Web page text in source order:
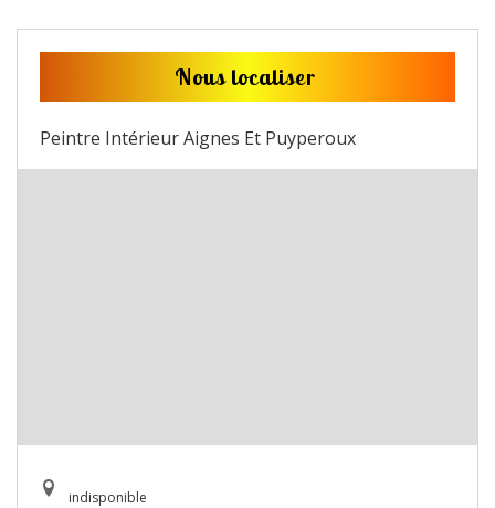
Nous localiser
Peintre Intérieur Aignes Et Puyperoux
indisponible